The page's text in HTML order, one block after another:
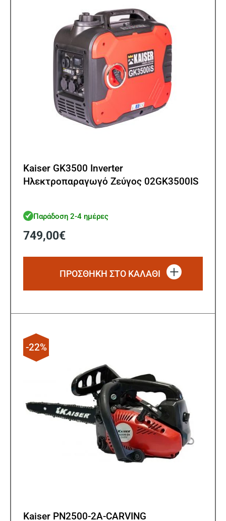
Kaiser GK3500 Inverter
Ηλεκτροπαραγωγό Ζεύγος 02GK3500IS
Παράδοση 2-4 ημέρες
749,00€
ΠΡΟΣΘΗΚΗ ΣΤΟ ΚΑΛΑΘΙ
-22%
Kaiser PN2500-2A-CARVING